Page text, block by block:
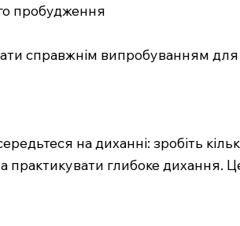
пробудження
справжнім випробуванням для
на диханні: зробіть
практикувати глибоке